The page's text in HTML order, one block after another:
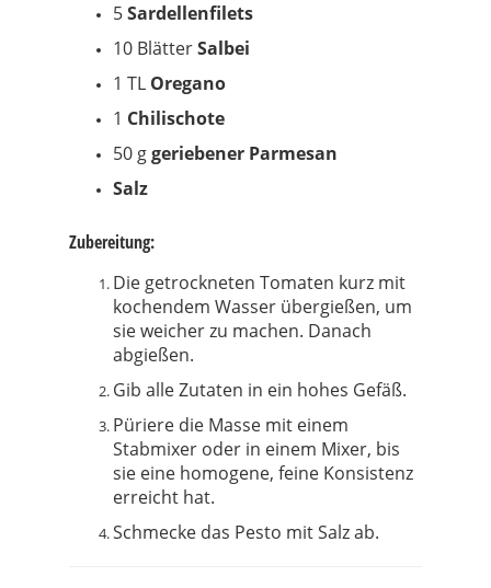
5Sardellenfilets
10 BlätterSalbei
1 TL Oregano
1 Chilischote
50 ggeriebener Parmesan
Salz
Zubereitung:
Die getrockneten Tomaten kurz mit
kochendem Wasser übergießen, um
sie weicher zu machen. Danach
abgießen.
Gib alle Zutaten in ein hohes Gefäß.
Püriere die Masse mit einem
Stabmixer oder in einem Mixer, bis
sie eine homogene, feine Konsistenz
erreicht hat.
Schmecke das Pesto mit Salz ab.